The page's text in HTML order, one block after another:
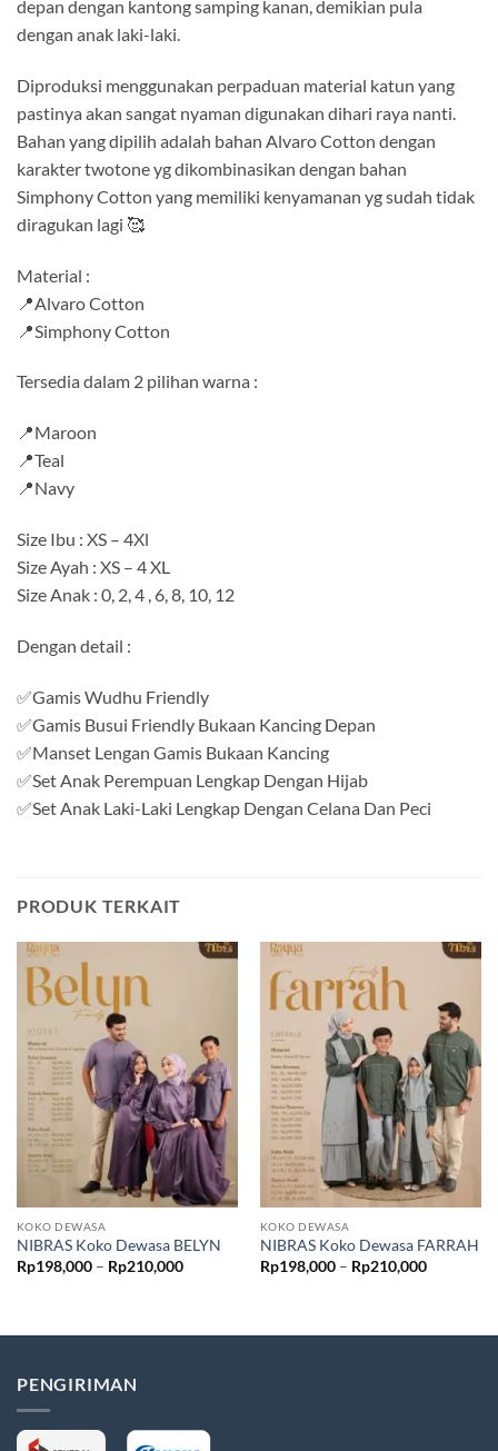
depan dengan kantong samping kanan, demikian pula
dengan anak laki-laki.
Diproduksi menggunakan perpaduan material katun yang
pastinya akan sangat nyaman digunakan dihari raya nanti.
Bahan yang dipilih adalah bahan Alvaro Cotton dengan
karakter twotone yg dikombinasikan dengan bahan
Simphony Cotton yang memiliki kenyamanan yg sudah tidak
diragukan lagi 🥰
Material :
📍Alvaro Cotton
📍Simphony Cotton
Tersedia dalam 2 pilihan warna :
📍Maroon
📍Teal
📍Navy
Size Ibu : XS – 4Xl
Size Ayah : XS – 4 XL
Size Anak : 0, 2, 4 , 6, 8, 10, 12
Dengan detail :
✅Gamis Wudhu Friendly
✅Gamis Busui Friendly Bukaan Kancing Depan
✅Manset Lengan Gamis Bukaan Kancing
✅Set Anak Perempuan Lengkap Dengan Hijab
✅Set Anak Laki-Laki Lengkap Dengan Celana Dan Peci
PRODUK TERKAIT
KOKO DEWASA
NIBRAS Koko Dewasa BELYN
Rp198,000 – Rp210,000Rentang
KOKO DEWASA
NIBRAS Koko Dewasa FARRAH
Rp198,000 – Rp210,000Rentang
PENGIRIMAN